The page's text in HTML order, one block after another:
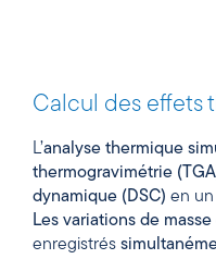
Calcul des effets
L’analyse thermique
thermogravimétrie
dynamique (DSC) en
Les variations de
enregistrés